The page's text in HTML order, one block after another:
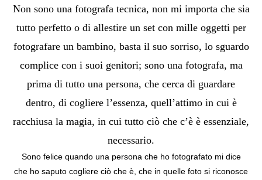
Non sono una fotografa tecnica, non mi importa che sia
tutto perfetto o di allestire un set con mille oggetti per
fotografare un bambino, basta il suo sorriso, lo sguardo
complice con i suoi genitori; sono una fotografa, ma
prima di tutto una persona, che cerca di guardare
dentro, di cogliere l’essenza, quell’attimo in cui è
racchiusa la magia, in cui tutto ciò che c’è è essenziale,
necessario.
Sono felice quando una persona che ho fotografato mi dice
che ho saputo cogliere ciò che è, che in quelle foto si riconosce